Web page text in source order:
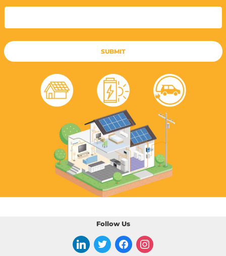
SUBMIT
Follow Us